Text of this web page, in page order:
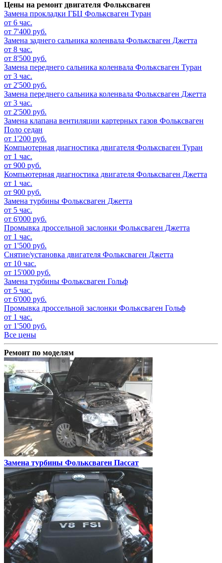
Цены на ремонт двигателя Фольксваген
Замена прокладки ГБЦ Фольксваген Туран
от 6 час.
от 7'400 руб.
Замена заднего сальника коленвала Фольксваген Джетта
от 8 час.
от 8'500 руб.
Замена переднего сальника коленвала Фольксваген Туран
от 3 час.
от 2'500 руб.
Замена переднего сальника коленвала Фольксваген Джетта
от 3 час.
от 2'500 руб.
Замена клапана вентиляции картерных газов Фольксваген
Поло седан
от 1'200 руб.
Компьютерная диагностика двигателя Фольксваген Туран
от 1 час.
от 900 руб.
Компьютерная диагностика двигателя Фольксваген Джетта
от 1 час.
от 900 руб.
Замена турбины Фольксваген Джетта
от 5 час.
от 6'000 руб.
Промывка дроссельной заслонки Фольксваген Джетта
от 1 час.
от 1'500 руб.
Снятие/установка двигателя Фольксваген Джетта
от 10 час.
от 15'000 руб.
Замена турбины Фольксваген Гольф
от 5 час.
от 6'000 руб.
Промывка дроссельной заслонки Фольксваген Гольф
от 1 час.
от 1'500 руб.
Все цены
Ремонт по моделям
Замена турбины Фольксваген Пассат